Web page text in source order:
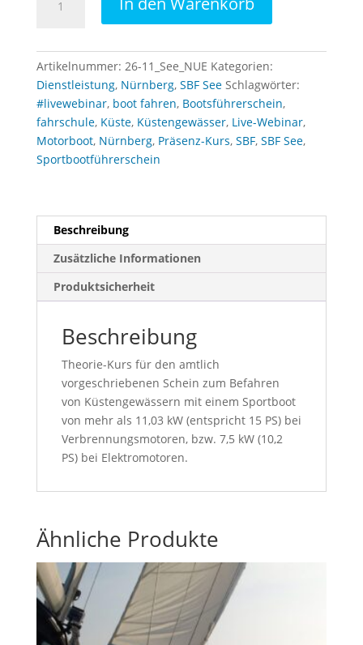
See
am
01.11.26+08.11.26+15.11.26
(Nürnberg)
Menge
Artikelnummer: 26-11_See_NUE Kategorien:
Dienstleistung, Nürnberg, SBF See Schlagwörter:
#livewebinar, boot fahren, Bootsführerschein,
fahrschule, Küste, Küstengewässer, Live-Webinar,
Motorboot, Nürnberg, Präsenz-Kurs, SBF, SBF See,
Sportbootführerschein
Beschreibung
Zusätzliche Informationen
Produktsicherheit
Beschreibung
Theorie-Kurs für den amtlich
vorgeschriebenen Schein zum Befahren
von Küstengewässern mit einem Sportboot
von mehr als 11,03 kW (entspricht 15 PS) bei
Verbrennungsmotoren, bzw. 7,5 kW (10,2
PS) bei Elektromotoren.
Ähnliche Produkte